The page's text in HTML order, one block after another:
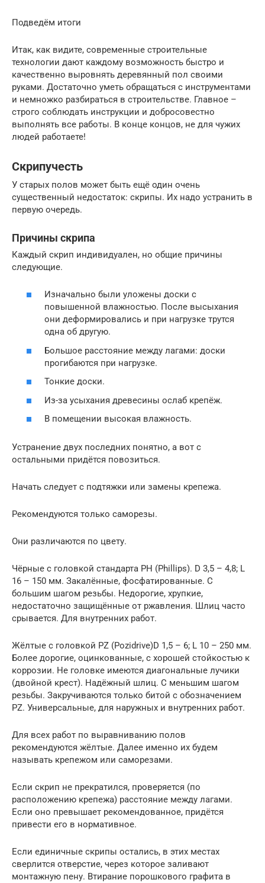
Подведём итоги
Итак, как видите, современные строительные
технологии дают каждому возможность быстро и
качественно выровнять деревянный пол своими
руками. Достаточно уметь обращаться с инструментами
и немножко разбираться в строительстве. Главное –
строго соблюдать инструкции и добросовестно
выполнять все работы. В конце концов, не для чужих
людей работаете!
Скрипучесть
У старых полов может быть ещё один очень
существенный недостаток: скрипы. Их надо устранить в
первую очередь.
Причины скрипа
Каждый скрип индивидуален, но общие причины
следующие.
Изначально были уложены доски с
повышенной влажностью. После высыхания
они деформировались и при нагрузке трутся
одна об другую.
Большое расстояние между лагами: доски
прогибаются при нагрузке.
Тонкие доски.
Из-за усыхания древесины ослаб крепёж.
В помещении высокая влажность.
Устранение двух последних понятно, а вот с
остальными придётся повозиться.
Начать следует с подтяжки или замены крепежа.
Рекомендуются только саморезы.
Они различаются по цвету.
Чёрные с головкой стандарта PH (Phillips). D 3,5 – 4,8; L
16 – 150 мм. Закалённые, фосфатированные. С
большим шагом резьбы. Недорогие, хрупкие,
недостаточно защищённые от ржавления. Шлиц часто
срывается. Для внутренних работ.
Жёлтые с головкой PZ (Pozidrive)D 1,5 – 6; L 10 – 250 мм.
Более дорогие, оцинкованные, с хорошей стойкостью к
коррозии. Не головке имеются диагональные лучики
(двойной крест). Надёжный шлиц. С меньшим шагом
резьбы. Закручиваются только битой с обозначением
PZ. Универсальные, для наружных и внутренних работ.
Для всех работ по выравниванию полов
рекомендуются жёлтые. Далее именно их будем
называть крепежом или саморезами.
Если скрип не прекратился, проверяется (по
расположению крепежа) расстояние между лагами.
Если оно превышает рекомендованное, придётся
привести его в нормативное.
Если единичные скрипы остались, в этих местах
сверлится отверстие, через которое заливают
монтажную пену. Втирание порошкового графита в